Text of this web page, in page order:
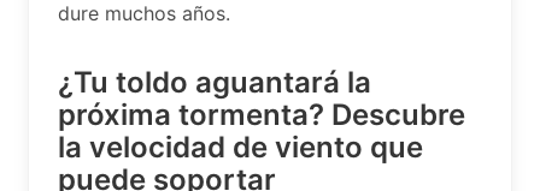
dure muchos años.
¿Tu toldo aguantará la
próxima tormenta? Descubre
la velocidad de viento que
puede soportar